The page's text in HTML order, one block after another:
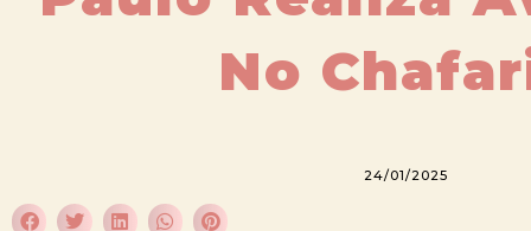
No
24/01/2025